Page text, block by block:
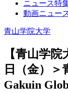
ニュース特
動画ニュー
青山学院大学
【青山学
日（金）＞
Gakuin